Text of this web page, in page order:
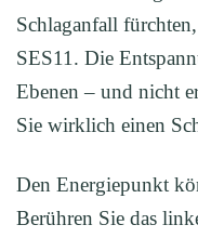
Schlaganfall
SES11. Die
Ebenen – und nicht
Sie wirklich einen
Den Energiepunkt
Berühren Sie das